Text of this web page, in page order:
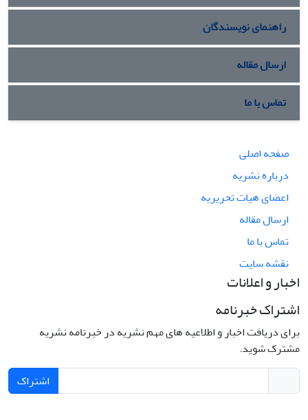
راهنمای نویسندگان
ارسال مقاله
تماس با ما
صفحه اصلی
درباره نشریه
اعضای هیات تحریریه
ارسال مقاله
تماس با ما
نقشه سایت
اخبار و اعلانات
اشتراک خبرنامه
برای دریافت اخبار و اطلاعیه های مهم نشریه در خبرنامه نشریه
مشترک شوید.
اشتراک